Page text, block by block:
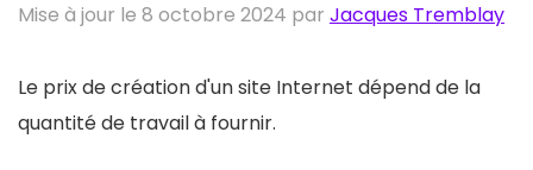
Mise à jour le 8 octobre 2024 par Jacques Tremblay
Le prix de création d'un site Internet dépend de la
quantité de travail à fournir.